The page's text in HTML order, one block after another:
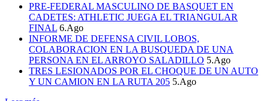
PRE-FEDERAL MASCULINO DE BASQUET EN
CADETES: ATHLETIC JUEGA EL TRIANGULAR
FINAL 6.Ago
INFORME DE DEFENSA CIVIL LOBOS,
COLABORACION EN LA BUSQUEDA DE UNA
PERSONA EN EL ARROYO SALADILLO 5.Ago
TRES LESIONADOS POR EL CHOQUE DE UN AUTO
Y UN CAMION EN LA RUTA 205 5.Ago